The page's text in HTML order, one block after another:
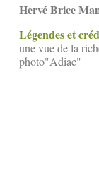
Hervé Brice
Légendes et
une vue de la
photo"Adiac"